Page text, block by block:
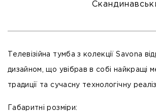
Телевізійна тумба з колекції Savona
дизайном, що увібрав в собі найкращі
традиції та сучасну технологічну
Габаритні розміри: